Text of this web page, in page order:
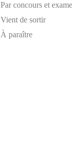
Par concours et
Vient de sortir
À paraître